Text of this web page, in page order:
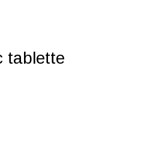
tablette